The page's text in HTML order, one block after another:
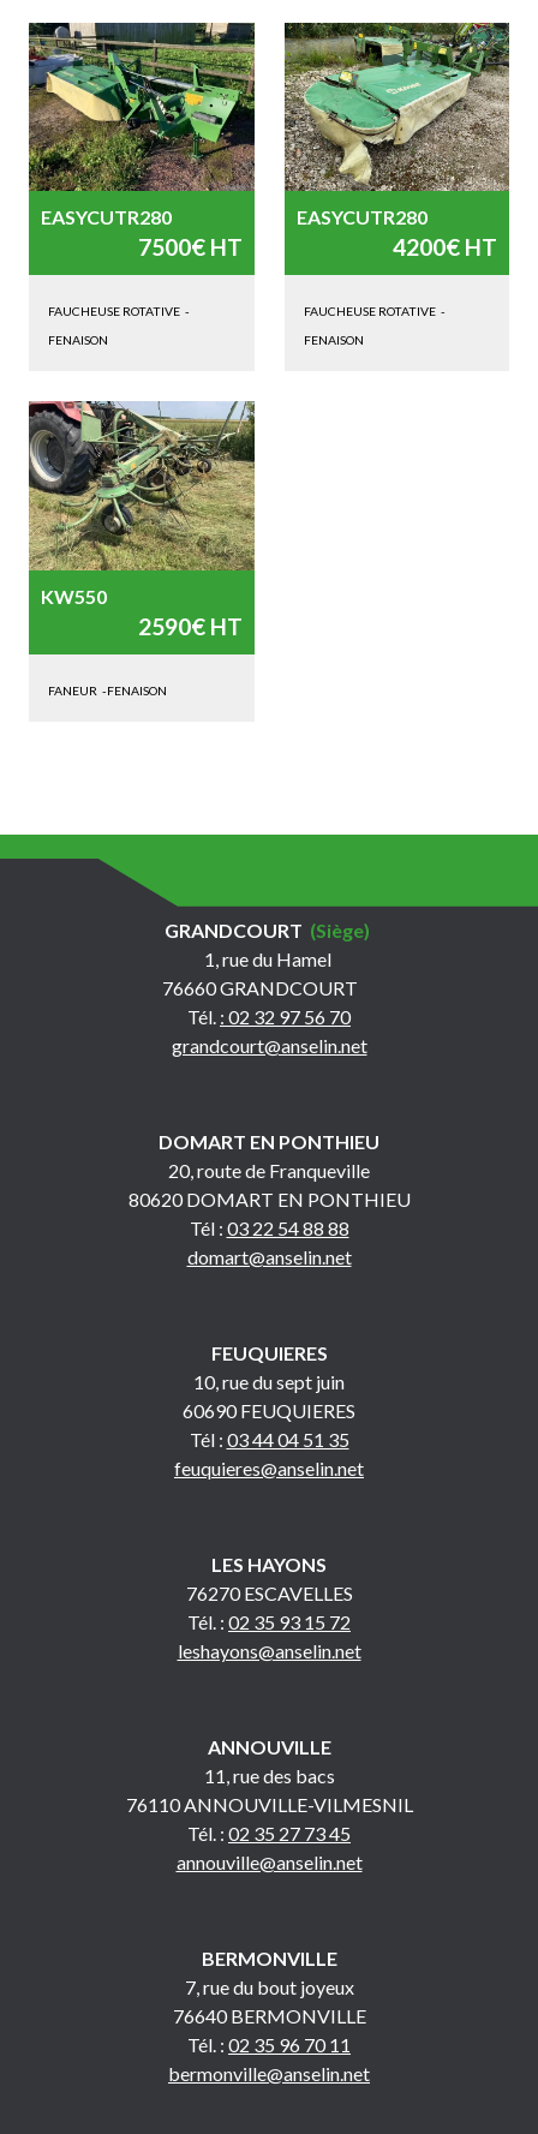
EASYCUTR280
7500€ HT
FAUCHEUSE ROTATIVE -
FENAISON
EASYCUTR280
4200€ HT
FAUCHEUSE ROTATIVE -
FENAISON
KW550
2590€ HT
FANEUR -FENAISON
GRANDCOURT (Siège)
1, rue du Hamel
76660 GRANDCOURT
Tél. : 02 32 97 56 70
grandcourt@anselin.net
DOMART EN PONTHIEU
20, route de Franqueville
80620 DOMART EN PONTHIEU
Tél : 03 22 54 88 88
domart@anselin.net
FEUQUIERES
10, rue du sept juin
60690 FEUQUIERES
Tél : 03 44 04 51 35
feuquieres@anselin.net
LES HAYONS
76270 ESCAVELLES
Tél. : 02 35 93 15 72
leshayons@anselin.net
ANNOUVILLE
11, rue des bacs
76110 ANNOUVILLE-VILMESNIL
Tél. : 02 35 27 73 45
annouville@anselin.net
BERMONVILLE
7, rue du bout joyeux
76640 BERMONVILLE
Tél. : 02 35 96 70 11
bermonville@anselin.net